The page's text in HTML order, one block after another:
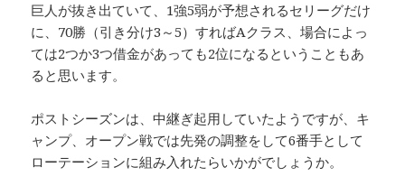
巨人が抜き出ていて、1強5弱が予想されるセリーグだけ
に、70勝（引き分け3～5）すればAクラス、場合によっ
ては2つか3つ借金があっても2位になるということもあ
ると思います。
ポストシーズンは、中継ぎ起用していたようですが、キ
ャンプ、オープン戦では先発の調整をして6番手として
ローテーションに組み入れたらいかがでしょうか。